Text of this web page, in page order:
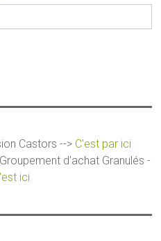
Castors --> C'est par ici
d'achat Granulés -
ici